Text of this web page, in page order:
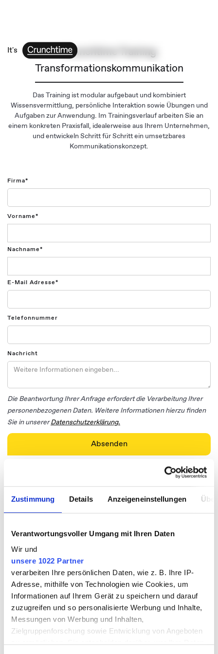
Zustimmung Details Anzeigeneinstellungen
Verantwortungsvoller Umgang mit Ihren Daten
Wir und
unsere 1022 Partner
verarbeiten Ihre persönlichen Daten, wie z. B. Ihre IP-
Adresse, mithilfe von Technologien wie Cookies, um
Informationen auf Ihrem Gerät zu speichern und darauf
zuzugreifen und so personalisierte Werbung und Inhalte,
Messungen von Werbung und Inhalten,
Zielgruppenforschung sowie Entwicklung von Angeboten
zu ermöglichen. Sie entscheiden darüber, wer Ihre Daten
It's
Crunchtime Training
Transformationskommunikation
Das Training ist modular aufgebaut und kombiniert
Wissensvermittlung, persönliche Interaktion sowie Übungen und
Aufgaben zur Anwendung. Im Trainingsverlauf arbeiten Sie an
einem konkreten Praxisfall, idealerweise aus Ihrem Unternehmen,
und entwickeln Schritt für Schritt ein umsetzbares
Kommunikationskonzept.
Firma*
Vorname*
Nachname*
E-Mail Adresse*
Telefonnummer
Nachricht
Die Beantwortung Ihrer Anfrage erfordert die Verarbeitung Ihrer
personenbezogenen Daten. Weitere Informationen hierzu finden
Sie in unsererDatenschutzerklärung.
Ihre Ansprechpartner
Beratungsseite
Johannes Fischer